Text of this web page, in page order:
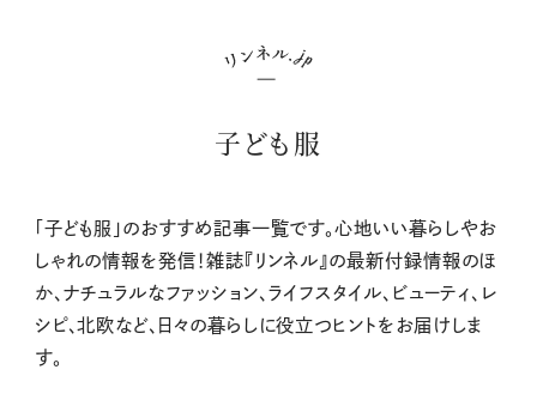
子ども服
「子ども服」のおすすめ記事一覧です。心地いい暮らしやお
しゃれの情報を発信！雑誌『リンネル』の最新付録情報のほ
か、ナチュラルなファッション、ライフスタイル、ビューティ、レ
シピ、北欧など、日々の暮らしに役立つヒントをお届けしま
す。